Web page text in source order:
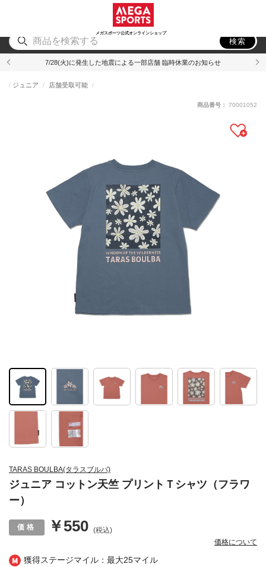
メガスポーツ公式オンラインショップ
アウトドア
検索
7/28(火)に発生した地震による一部店舗 臨時休業のお知らせ
獲得ステージマイル：最大25マイル
TARAS BOULBA(タラスブルバ)
ジュニア コットン天竺 プリントＴシャツ（フラワ
ー）
ジュニア 店舗受取可能
￥550 (税込)
価格について
商品番号： 70001052